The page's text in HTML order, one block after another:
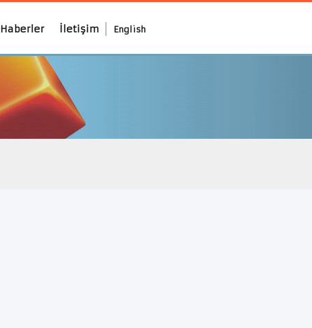
Haberler İletişim English